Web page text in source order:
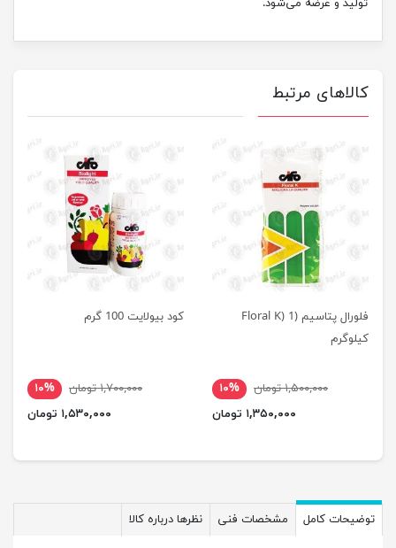
تولید و عرضه می‌شود.
کالاهای مرتبط
فلورال پتاسیم (Floral K) 1
کیلوگرم
۱,۵۰۰,۰۰۰ تومان
۱۰%
۱,۳۵۰,۰۰۰ تومان
کود بیولایت 100 گرم
۱,۷۰۰,۰۰۰ تومان
۱۰%
۱,۵۳۰,۰۰۰ تومان
توضیحات کامل مشخصات فنی نظرها درباره کالا